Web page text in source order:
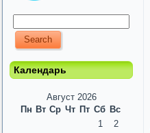
Календарь
Август 2026
Пн Вт Ср Чт Пт Сб Вс
1
2